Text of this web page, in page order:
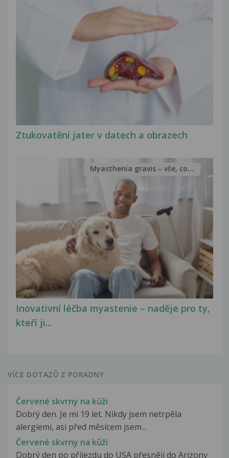
Ztukovatění jater v datech a obrazech
Inovativní léčba myastenie – naděje pro ty,
kteří ji...
Myasthenia gravis – vše, co...
VÍCE DOTAZŮ Z PORADNY
Červené skvrny na kůži
Dobrý den. Je mi 19 let. Nikdy jsem netrpěla
alergiemi, asi před měsícem jsem...
Červené skvrny na kůži
Dobrý den po příjezdu do USA přesněji do Arizony